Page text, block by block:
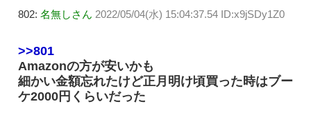
802: 名無しさん 2022/05/04(水) 15:04:37.54 ID:x9jSDy1Z0
>>801
Amazonの方が安いかも
細かい金額忘れたけど正月明け頃買った時はブー
ケ2000円くらいだった